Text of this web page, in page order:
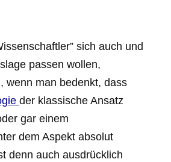
sich auch und
passen wollen,
wenn man bedenkt, dass
ieder klassische Ansatz
gar einem
dem Aspekt absolut
denn auch ausdrücklich